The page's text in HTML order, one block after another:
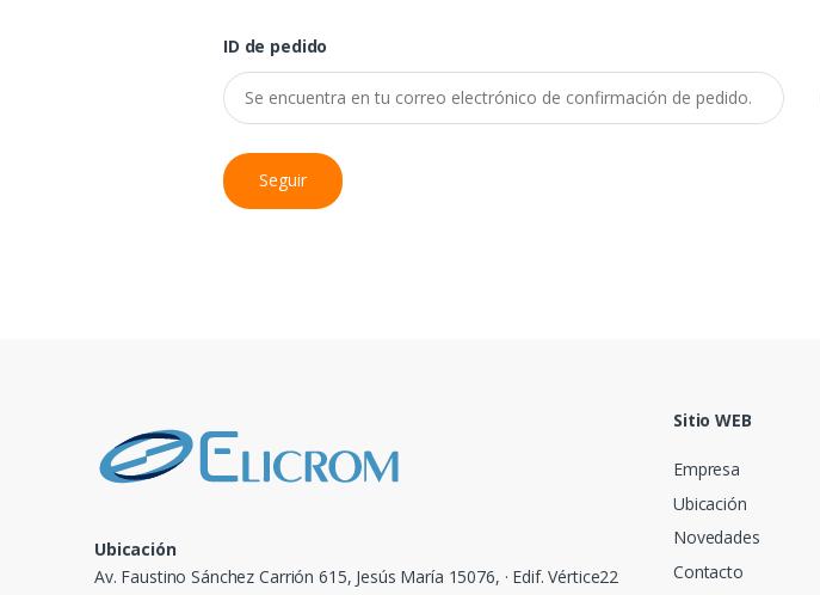
ID de pedido
Seguir
Ubicación
Av. Faustino Sánchez Carrión 615, Jesús María 15076, · Edif. Vértice22
Sitio WEB
Empresa
Ubicación
Novedades
Contacto